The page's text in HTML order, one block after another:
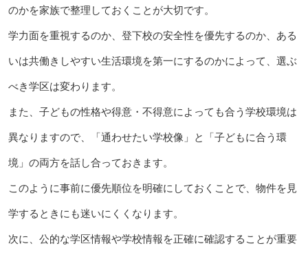
のかを家族で整理しておくことが大切です。
学力面を重視するのか、登下校の安全性を優先するのか、ある
いは共働きしやすい生活環境を第一にするのかによって、選ぶ
べき学区は変わります。
また、子どもの性格や得意・不得意によっても合う学校環境は
異なりますので、「通わせたい学校像」と「子どもに合う環
境」の両方を話し合っておきます。
このように事前に優先順位を明確にしておくことで、物件を見
学するときにも迷いにくくなります。
次に、公的な学区情報や学校情報を正確に確認することが重要